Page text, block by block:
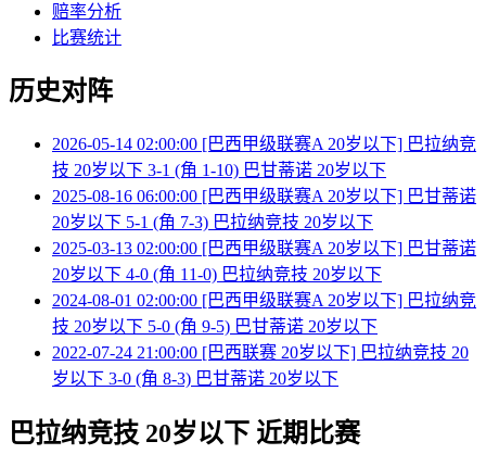
赔率分析
比赛统计
历史对阵
2026-05-14 02:00:00 [巴西甲级联赛A 20岁以下] 巴拉纳竞
技 20岁以下 3-1 (角 1-10) 巴甘蒂诺 20岁以下
2025-08-16 06:00:00 [巴西甲级联赛A 20岁以下] 巴甘蒂诺
20岁以下 5-1 (角 7-3) 巴拉纳竞技 20岁以下
2025-03-13 02:00:00 [巴西甲级联赛A 20岁以下] 巴甘蒂诺
20岁以下 4-0 (角 11-0) 巴拉纳竞技 20岁以下
2024-08-01 02:00:00 [巴西甲级联赛A 20岁以下] 巴拉纳竞
技 20岁以下 5-0 (角 9-5) 巴甘蒂诺 20岁以下
2022-07-24 21:00:00 [巴西联赛 20岁以下] 巴拉纳竞技 20
岁以下 3-0 (角 8-3) 巴甘蒂诺 20岁以下
巴拉纳竞技 20岁以下 近期比赛